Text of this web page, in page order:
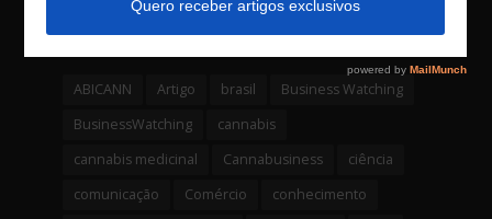
ABICANN Artigo brasil
Business Watching
BusinessWatching
cannabis
cannabis medicinal
Cannabusiness
ciência
comunicação
Comércio
conhecimento